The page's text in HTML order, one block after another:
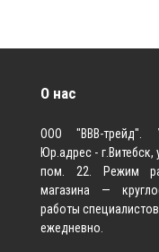
О нас
ООО "ВВВ-трейд".
Юр.адрес - г.Витебск,
пом. 22. Режим
магазина —
работы
ежедневно.